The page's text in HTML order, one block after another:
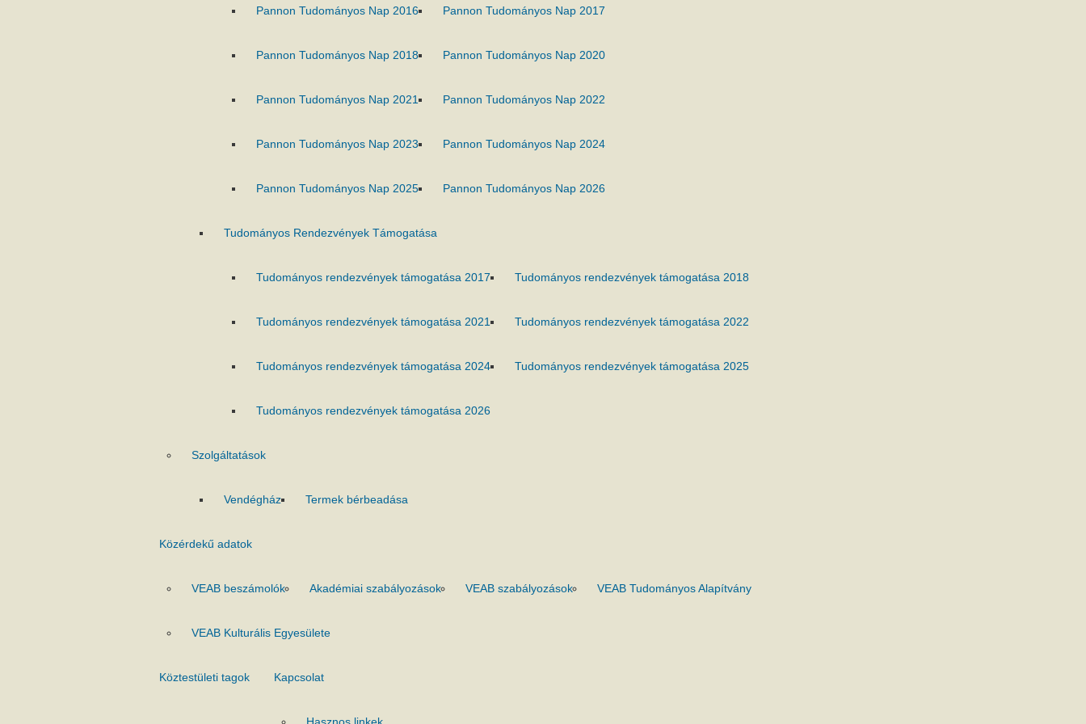
Pannon Tudományos Nap 2016 Pannon Tudományos Nap 2017
Pannon Tudományos Nap 2018 Pannon Tudományos Nap 2020
Pannon Tudományos Nap 2021 Pannon Tudományos Nap 2022
Pannon Tudományos Nap 2023 Pannon Tudományos Nap 2024
Pannon Tudományos Nap 2025 Pannon Tudományos Nap 2026
Tudományos Rendezvények Támogatása
Tudományos rendezvények támogatása 2017 Tudományos rendezvények támogatása 2018
Tudományos rendezvények támogatása 2021 Tudományos rendezvények támogatása 2022
Tudományos rendezvények támogatása 2024 Tudományos rendezvények támogatása 2025
Tudományos rendezvények támogatása 2026
Szolgáltatások
Vendégház Termek bérbeadása
Közérdekű adatok
VEAB beszámolók Akadémiai szabályozások VEAB szabályozások VEAB Tudományos Alapítvány
VEAB Kulturális Egyesülete
Köztestületi tagok Kapcsolat